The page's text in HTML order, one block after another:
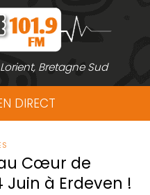
Bretagne Sud
DIRECT
Cœur de
Juin à Erdeven !